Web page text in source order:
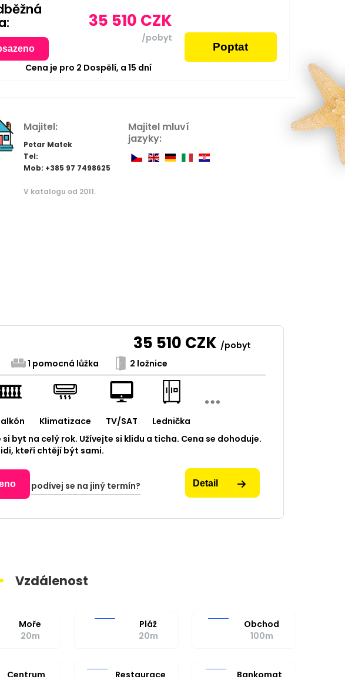
35 510 CZK
/pobyt
Poptat
Cena je pro 2 Dospělí, a15 dní
Majitel:
Petar Matek
Tel:
Mob: +385 97 7498625
V katalogu od 2011.
Majitel mluví
jazyky:
35 510 CZK /pobyt
1 pomocná lůžka 2 ložnice
Klimatizace TV/SAT
Lednička
byt na celý rok. Užívejte si klidu a ticha. Cena se dohoduje.
kteří chtějí být sami.
podívej se na jiný termín? Detail
Vzdálenost
Moře
20m
Pláž
20m
Obchod
100m
Centrum
Restaurace
Bankomat